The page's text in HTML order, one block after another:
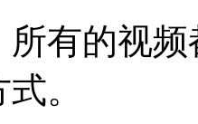
所有的视
。